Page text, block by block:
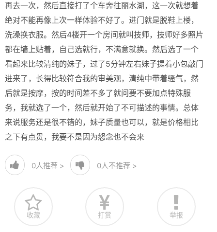
再去一次，然后直接打了个车奔往丽水湖，这一次就想着
绝对不能再像上次一样体验不好了。进门就是脱鞋上楼，
洗澡换衣服。然后4楼开一个房间就叫技师，技师好多照片
都在墙上贴着，自己选就行，不满意就换。然后选了一个
看起来比较清纯的妹子，过了5分钟左右妹子提着小包敲门
进来了，长得比较符合我的审美观，清纯中带着骚气，然
后就是按摩，按的时间差不多了就问要不要加点特殊服
务，我就选了一个，然后就开始了不可描述的事情。总体
来说服务还是很不错的，妹子质量也可以，就是价格相比
之下有点贵，我要不是因为怨念也不会来
0人推荐 > 0人不推荐 >
收藏 打赏 举报